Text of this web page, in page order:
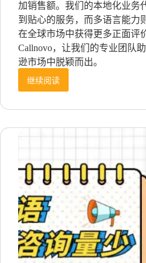
加销售额。我们的本地化业务
到贴心的服务，而多语言能力
在全球市场中获得更多正面评
Callnovo，让我们的专业团队
逊市场中脱颖而出。
继续阅读
如
运
心
获
更
多
亚
马
逊